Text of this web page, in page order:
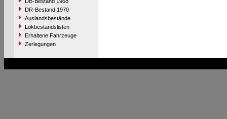
DR-Bestand 1970
Auslandsbestände
Lokbestandslisten
Erhaltene Fahrzeuge
Zerlegungen